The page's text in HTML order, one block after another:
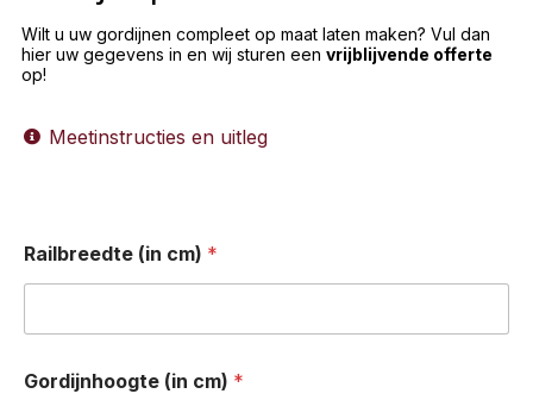
Wilt u uw gordijnen compleet op maat laten maken? Vul dan
hier uw gegevens in en wij sturen een vrijblijvende offerte
op!
Meetinstructies en uitleg
Railbreedte (in cm) *
Gordijnhoogte (in cm) *